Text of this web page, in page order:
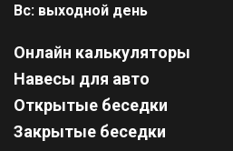
Вс: выходной день
Онлайн калькуляторы
Навесы для авто
Открытые беседки
Закрытые беседки